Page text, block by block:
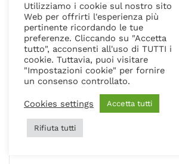
COLLEZIONE LIKE
VASO SOSPESO
Utilizziamo i cookie sul nostro sito
Web per offrirti l'esperienza più
pertinente ricordando le tue
preferenze. Cliccando su "Accetta
tutto", acconsenti all'uso di TUTTI i
cookie. Tuttavia, puoi visitare
"Impostazioni cookie" per fornire
un consenso controllato.
Cookies settings Accetta tutti
Rifiuta tutti